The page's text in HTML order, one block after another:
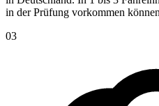
in der Prüfung vorkommen
03